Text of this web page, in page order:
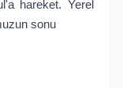
hareket. Yerel
sonu